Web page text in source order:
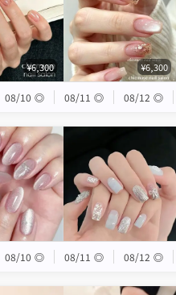
¥6,300 ¥6,300
08/10 ◎ 08/11 ◎ 08/12 ◎
08/10 ◎ 08/11 ◎ 08/12 ◎